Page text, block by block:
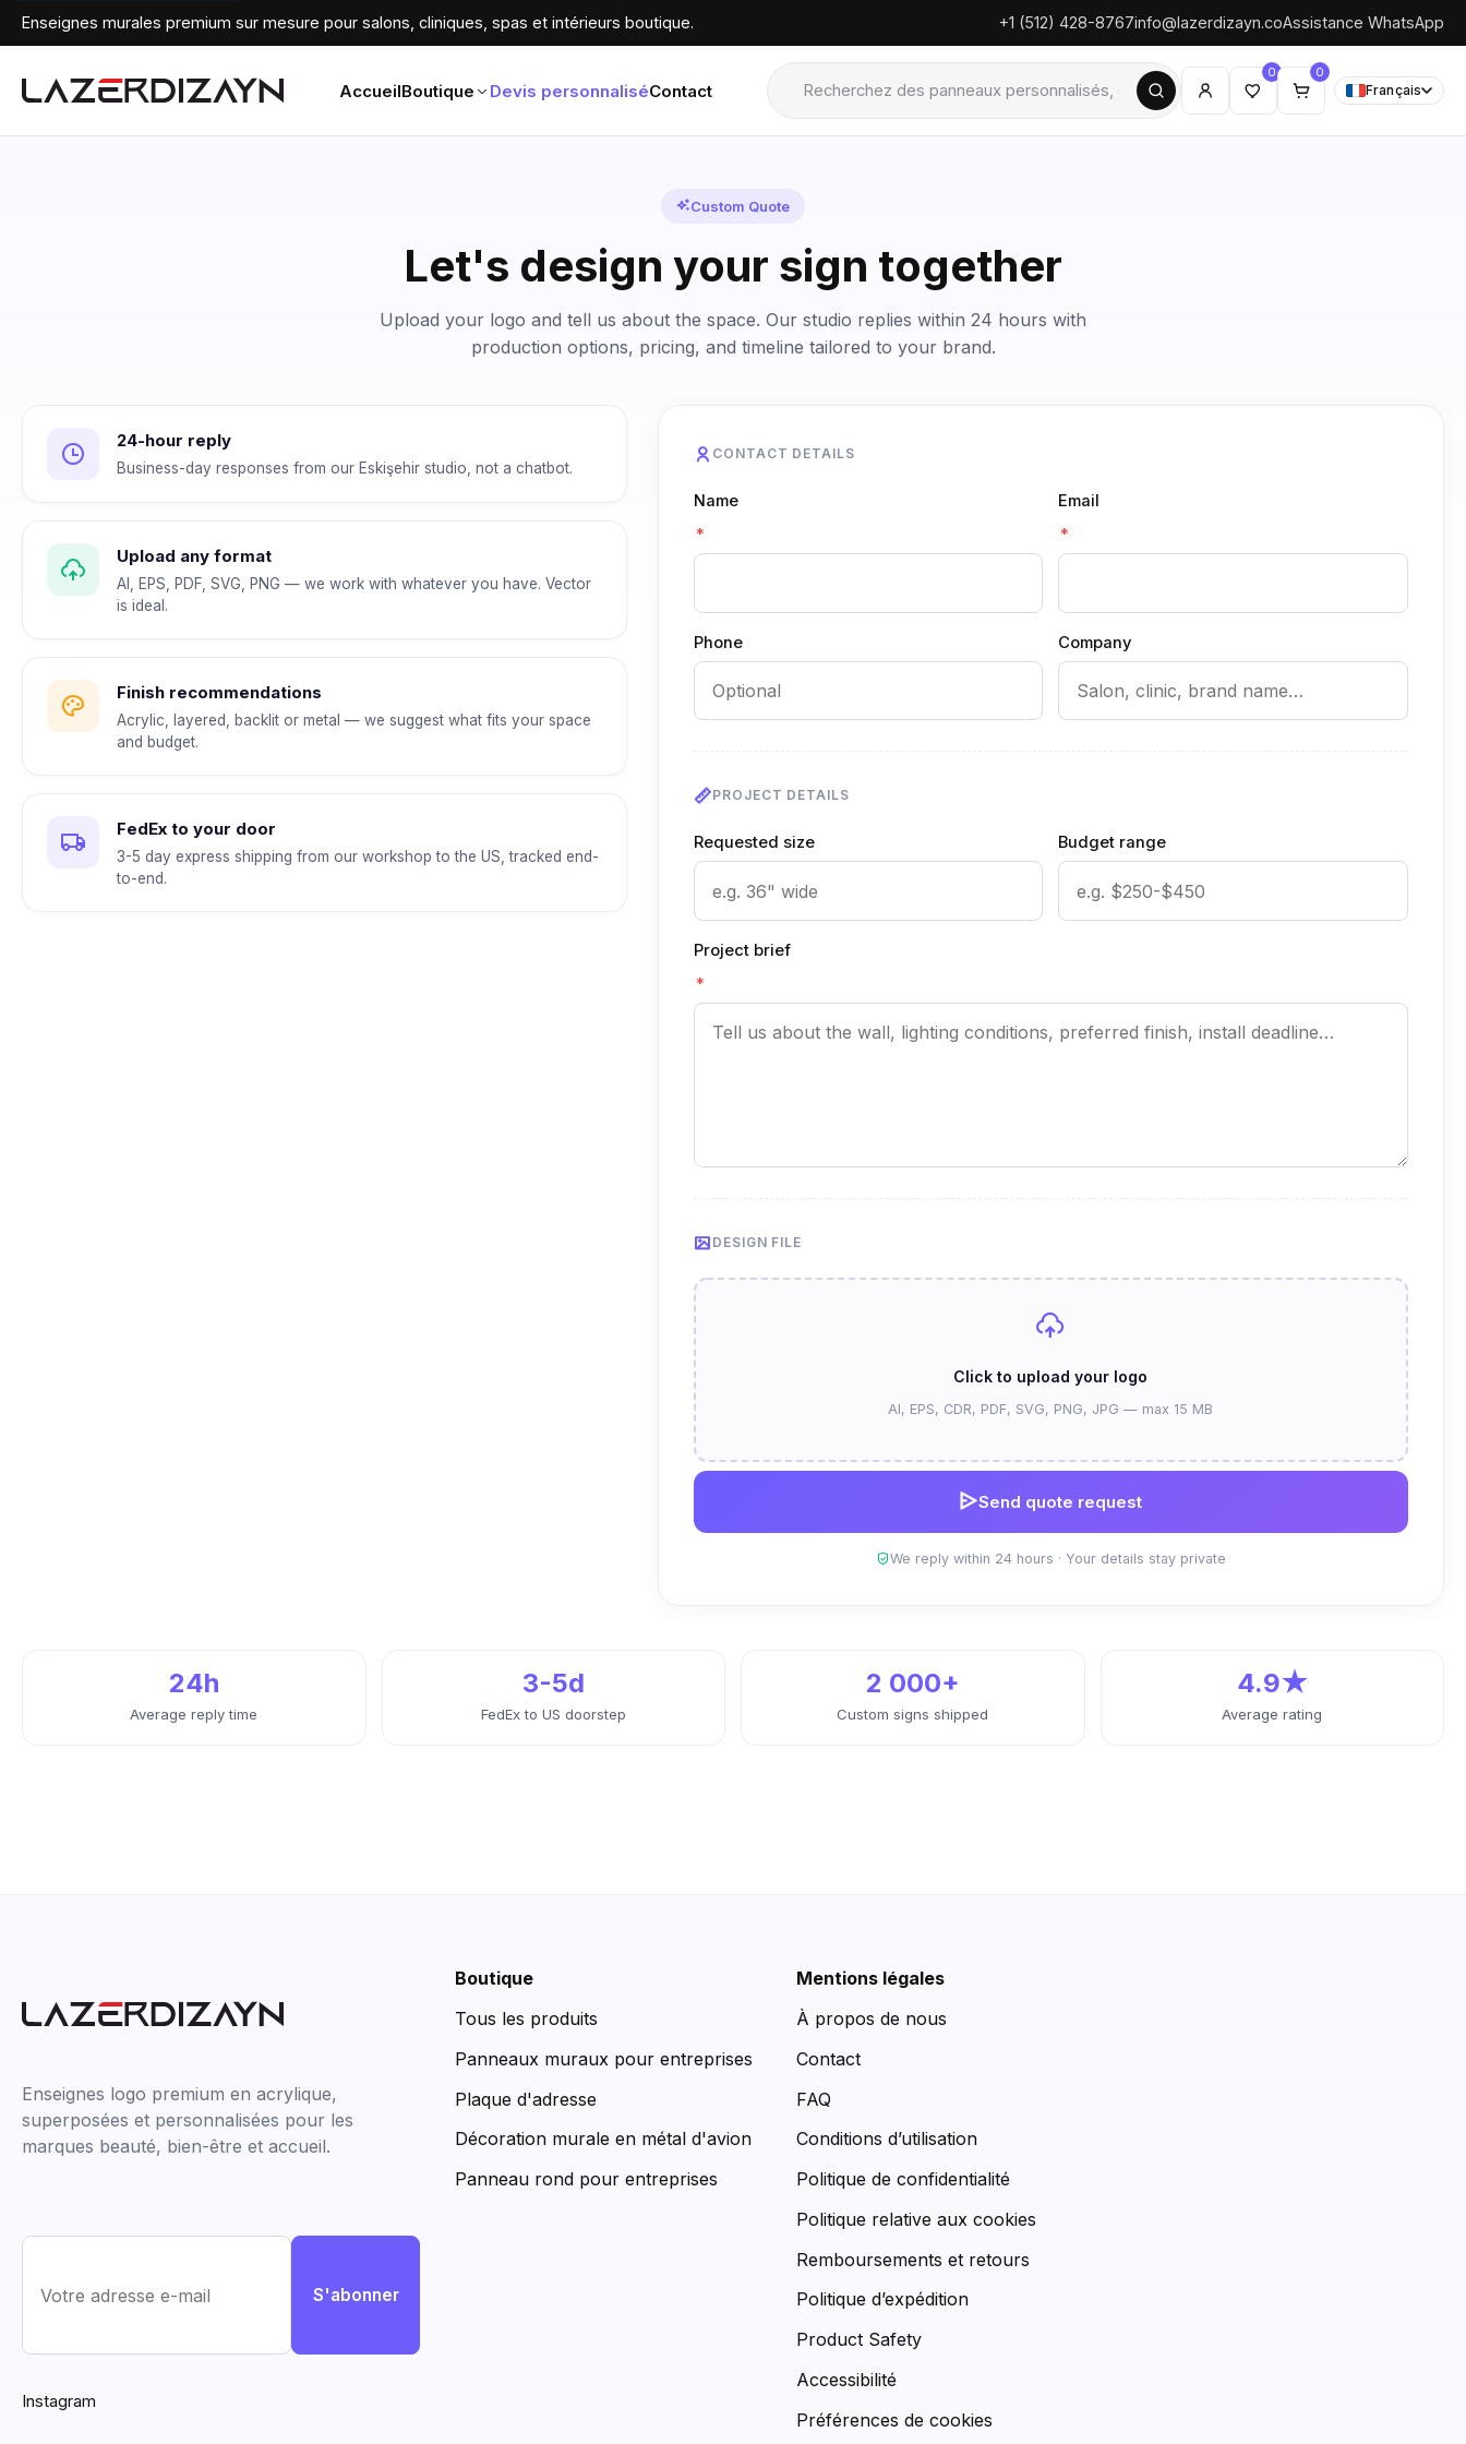
Enseignes murales premium sur mesure pour salons, cliniques, spas et intérieurs boutique. +1 (512) 428-8767info@lazerdizayn.coAssistance WhatsApp
AccueilBoutique Devis personnaliséContact
0 0
Français
Custom Quote
Let's design your sign together
Upload your logo and tell us about the space. Our studio replies within 24 hours with
production options, pricing, and timeline tailored to your brand.
24-hour reply
Business-day responses from our Eskişehir studio, not a chatbot.
Upload any format
AI, EPS, PDF, SVG, PNG — we work with whatever you have. Vector
is ideal.
Finish recommendations
Acrylic, layered, backlit or metal — we suggest what fits your space
and budget.
FedEx to your door
3-5 day express shipping from our workshop to the US, tracked end-
to-end.
CONTACT DETAILS
Name
*
Email
*
Phone Company
PROJECT DETAILS
Requested size Budget range
Project brief
*
DESIGN FILE
Click to upload your logo
AI, EPS, CDR, PDF, SVG, PNG, JPG — max 15 MB
Send quote request
We reply within 24 hours · Your details stay private
24h
Average reply time
3-5d
FedEx to US doorstep
2 000+
Custom signs shipped
4.9★
Average rating
Enseignes logo premium en acrylique,
superposées et personnalisées pour les
marques beauté, bien-être et accueil.
S'abonner
Instagram
Boutique
Tous les produits
Panneaux muraux pour entreprises
Plaque d'adresse
Décoration murale en métal d'avion
Panneau rond pour entreprises
Mentions légales
À propos de nous
Contact
FAQ
Conditions d’utilisation
Politique de confidentialité
Politique relative aux cookies
Remboursements et retours
Politique d’expédition
Product Safety
Accessibilité
Préférences de cookies